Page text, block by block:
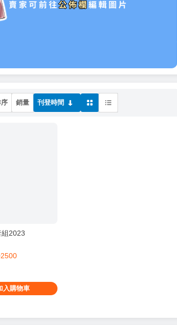
銷量 刊登時間
2023
入購物車